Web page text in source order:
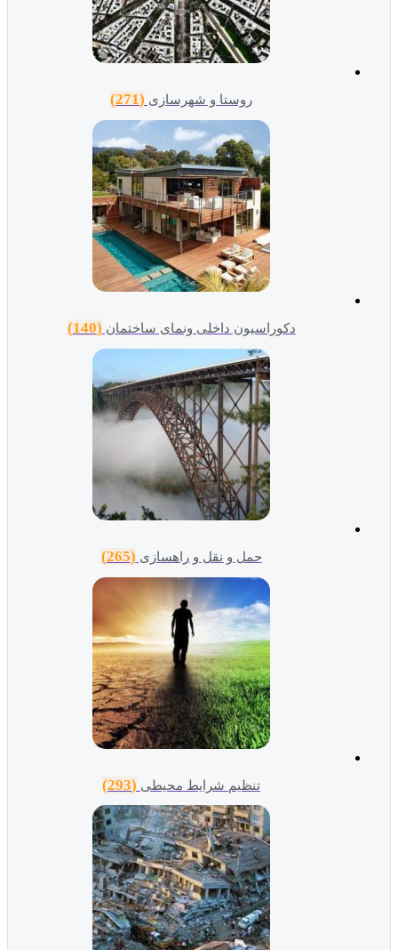
روستا و شهرسازی(271)
دکوراسیون داخلی ونمای ساختمان(140)
حمل و نقل و راهسازی (265)
تنظیم شرایط محیطی (293)